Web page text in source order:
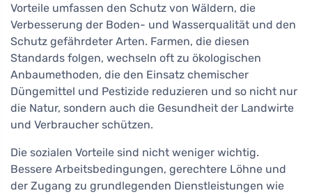
Vorteile umfassen den Schutz von Wäldern, die
Verbesserung der Boden- und Wasserqualität und den
Schutz gefährdeter Arten. Farmen, die diesen
Standards folgen, wechseln oft zu ökologischen
Anbaumethoden, die den Einsatz chemischer
Düngemittel und Pestizide reduzieren und so nicht nur
die Natur, sondern auch die Gesundheit der Landwirte
und Verbraucher schützen.
Die sozialen Vorteile sind nicht weniger wichtig.
Bessere Arbeitsbedingungen, gerechtere Löhne und
der Zugang zu grundlegenden Dienstleistungen wie